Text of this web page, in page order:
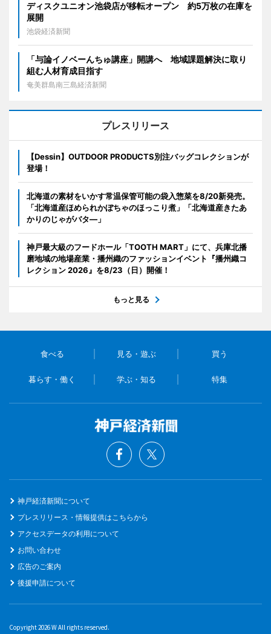
ディスクユニオン池袋店が移転オープン 約5万枚の在庫を
展開
池袋経済新聞
「与論イノベーんちゅ講座」開講へ 地域課題解決に取り
組む人材育成目指す
奄美群島南三島経済新聞
プレスリリース
【Dessin】OUTDOOR PRODUCTS別注バッグコレクションが
登場！
北海道の素材をいかす常温保管可能の袋入惣菜を8/20新発売。
「北海道産ほめられかぼちゃのほっこり煮」「北海道産きたあ
かりのじゃがバタ―」
神戸最大級のフードホール「TOOTH MART」にて、兵庫北播
磨地域の地場産業・播州織のファッションイベント『播州織コ
レクション 2026』を8/23（日）開催！
もっと見る
食べる 見る・遊ぶ 買う
暮らす・働く 学ぶ・知る 特集
神戸経済新聞について
プレスリリース・情報提供はこちらから
アクセスデータの利用について
お問い合わせ
広告のご案内
後援申請について
Copyright 2026 W All rights reserved.